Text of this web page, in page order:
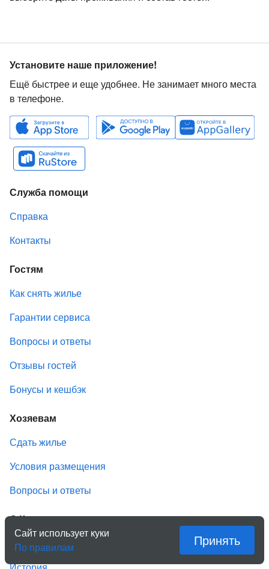
Установите наше приложение!
Ещё быстрее и еще удобнее. Не занимает много места
в телефоне.
Служба помощи
Справка
Контакты
Гостям
Как снять жилье
Гарантии сервиса
Вопросы и ответы
Отзывы гостей
Бонусы и кешбэк
Хозяевам
Сдать жилье
Условия размещения
Вопросы и ответы
О Квартирке
Компания
Сайт использует куки
По правилам
Принять